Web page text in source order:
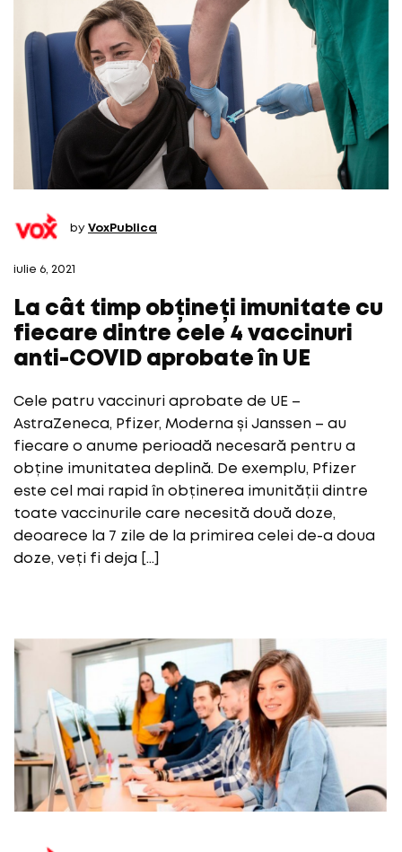
by VoxPublica
iulie 6, 2021
La cât timp obțineți imunitate cu
fiecare dintre cele 4 vaccinuri
anti-COVID aprobate în UE
Cele patru vaccinuri aprobate de UE –
AstraZeneca, Pfizer, Moderna și Janssen – au
fiecare o anume perioadă necesară pentru a
obține imunitatea deplină. De exemplu, Pfizer
este cel mai rapid în obținerea imunității dintre
toate vaccinurile care necesită două doze,
deoarece la 7 zile de la primirea celei de-a doua
doze, veți fi deja […]